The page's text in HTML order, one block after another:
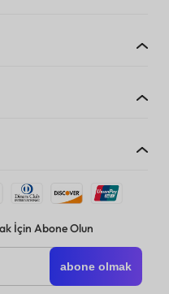
İçin Abone Olun
abone olmak